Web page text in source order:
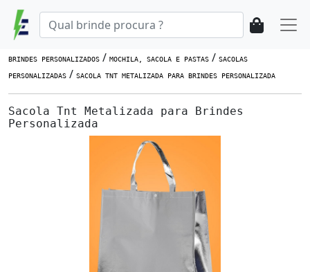
BRINDES PERSONALIZADOS / MOCHILA, SACOLA E PASTAS / SACOLAS
PERSONALIZADAS / SACOLA TNT METALIZADA PARA BRINDES PERSONALIZADA
Sacola Tnt Metalizada para Brindes
Personalizada